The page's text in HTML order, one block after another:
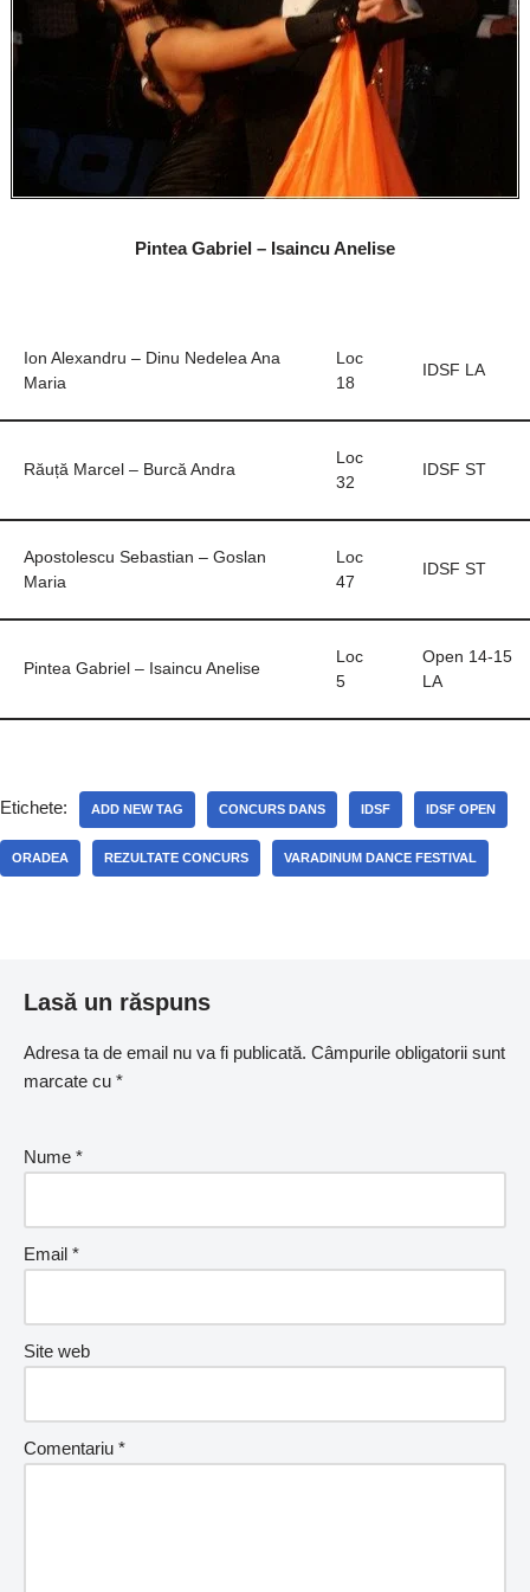
o
p
k
ă
Pintea Gabriel – Isaincu Anelise
Ion Alexandru – Dinu Nedelea Ana
Maria
Loc
18
IDSF LA
Răuță Marcel – Burcă Andra
Loc
32
IDSF ST
Apostolescu Sebastian – Goslan
Maria
Loc
47
IDSF ST
Pintea Gabriel – Isaincu Anelise
Loc
5
Open 14-15
LA
Etichete: ADD NEW TAG CONCURS DANS IDSF IDSF OPEN
ORADEA REZULTATE CONCURS VARADINUM DANCE FESTIVAL
Lasă un răspuns
Adresa ta de email nu va fi publicată. Câmpurile obligatorii sunt
marcate cu *
Nume *
Email *
Site web
Comentariu *